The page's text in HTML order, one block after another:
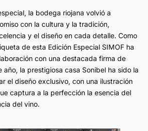
la bodega riojana volvió a
con la cultura y la tradición,
y el diseño en cada detalle. Como
de esta Edición Especial SIMOF ha
con una destacada firma de
año, la prestigiosa casa Sonibel ha sido la
el diseño exclusivo, con una ilustración
captura a la perfección la esencia del
del vino.